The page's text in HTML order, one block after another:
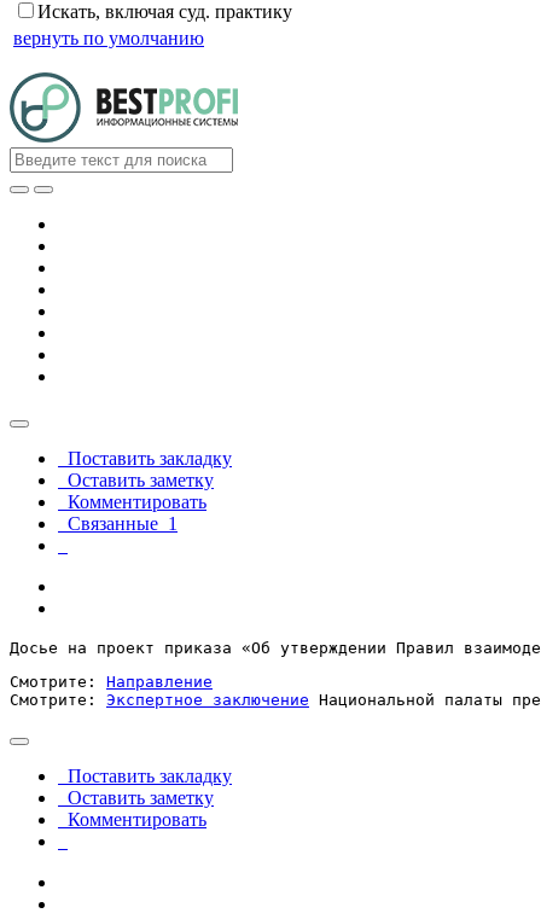
Искать, включая суд. практику
вернуть по умолчанию
Поставить закладку
Оставить заметку
Комментировать
Связанные 1
Досье на проект приказа «Об утверждении Правил
Смотрите: Направление
Смотрите: Экспертное заключение Национальной палаты
Поставить закладку
Оставить заметку
Комментировать